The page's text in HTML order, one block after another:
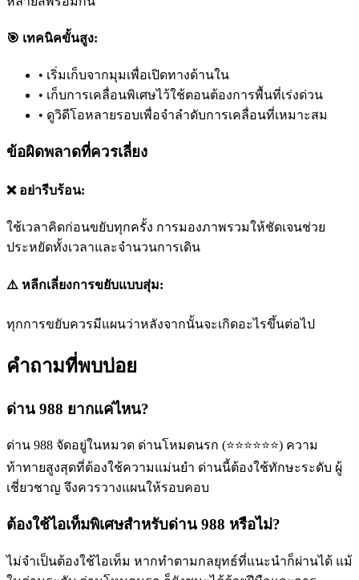
🎯 เทคนิคขั้นสูง:
• เริ่มเก็บจากมุมเพื่อเปิดทางด้านใน
• เก็บการเคลื่อนพิเศษไว้ใช้ตอนต้องการพื้นที่เร่งด่วน
• ดูวิดีโอหลายรอบเพื่อจำลำดับการเคลื่อนที่เหมาะสม
ข้อผิดพลาดที่ควรเลี่ยง
❌ อย่ารีบร้อน:
ใช้เวลาคิดก่อนขยับทุกครั้ง การมองภาพรวมให้ชัดเจนช่วย
ประหยัดทั้งเวลาและจำนวนการเดิน
⚠️ หลีกเลี่ยงการขยับแบบสุ่ม:
ทุกการขยับควรมีแผนว่าหลังจากนั้นจะเกิดอะไรขึ้นต่อไป
คำถามที่พบบ่อย
ด่าน 988 ยากแค่ไหน?
ด่าน 988 จัดอยู่ในหมวด ด่านโหมดนรก (⭐⭐⭐⭐⭐⭐) ความ
ท้าทายสูงสุดที่ต้องใช้ความแม่นยำ ด่านนี้ต้องใช้ทักษะระดับ ผู้
เชี่ยวชาญ จึงควรวางแผนให้รอบคอบ
ต้องใช้ไอเท็มพิเศษสำหรับด่าน 988 หรือไม่?
ไม่จำเป็นต้องใช้ไอเท็ม หากทำตามกลยุทธ์ที่แนะนำก็ผ่านได้ แม้